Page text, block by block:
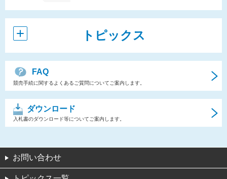
トピックス
FAQ
競売手続に関するよくあるご質問についてご案内します。
ダウンロード
入札書のダウンロード等についてご案内します。
お問い合わせ